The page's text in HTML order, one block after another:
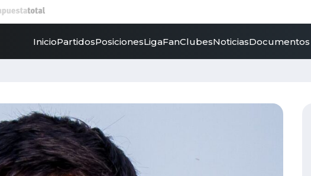
InicioPartidosPosicionesLigaFanClubesNoticiasDocumentos